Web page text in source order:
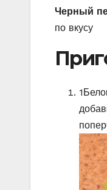
Черный
по вкусу
1